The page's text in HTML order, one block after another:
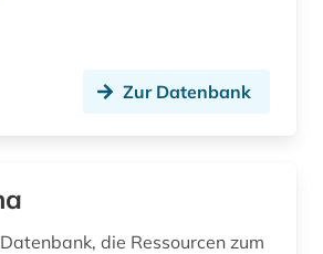
Zur Datenbank
die Ressourcen zum